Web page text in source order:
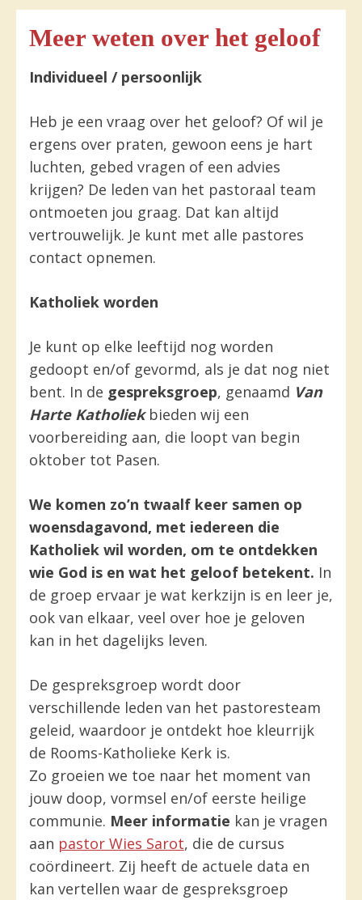
Meer weten over het geloof
Individueel / persoonlijk
Heb je een vraag over het geloof? Of wil je
ergens over praten, gewoon eens je hart
luchten, gebed vragen of een advies
krijgen? De leden van het pastoraal team
ontmoeten jou graag. Dat kan altijd
vertrouwelijk. Je kunt met alle pastores
contact opnemen.
Katholiek worden
Je kunt op elke leeftijd nog worden
gedoopt en/of gevormd, als je dat nog niet
bent. In de gespreksgroep, genaamd Van
Harte Katholiekbieden wij een
voorbereiding aan, die loopt van begin
oktober tot Pasen.
We komen zo’n twaalf keer samen op
woensdagavond, met iedereen die
Katholiek wil worden, om te ontdekken
wie God is en wat het geloof betekent. In
de groep ervaar je wat kerkzijn is en leer je,
ook van elkaar, veel over hoe je geloven
kan in het dagelijks leven.
De gespreksgroep wordt door
verschillende leden van het pastoresteam
geleid, waardoor je ontdekt hoe kleurrijk
de Rooms-Katholieke Kerk is.
Zo groeien we toe naar het moment van
jouw doop, vormsel en/of eerste heilige
communie. Meer informatie kan je vragen
aan pastor Wies Sarot, die de cursus
coördineert. Zij heeft de actuele data en
kan vertellen waar de gespreksgroep